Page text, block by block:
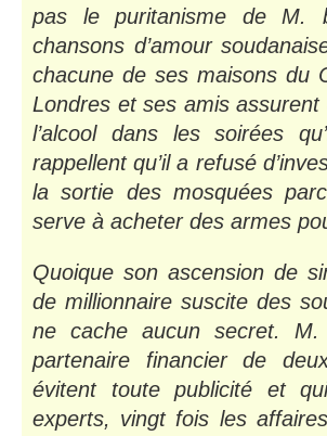
pas le puritanisme de M.
chansons d’amour
chacune de ses maisons du
Londres et ses amis assurent
l’alcool dans les soirées
rappellent qu’il a refusé
la sortie des mosquées
serve à acheter des armes
Quoique son ascension de
de millionnaire suscite des
ne cache aucun secret.
partenaire financier de
évitent toute publicité et
experts, vingt fois les